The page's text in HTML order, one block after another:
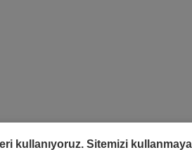
kullanıyoruz. Sitemizi